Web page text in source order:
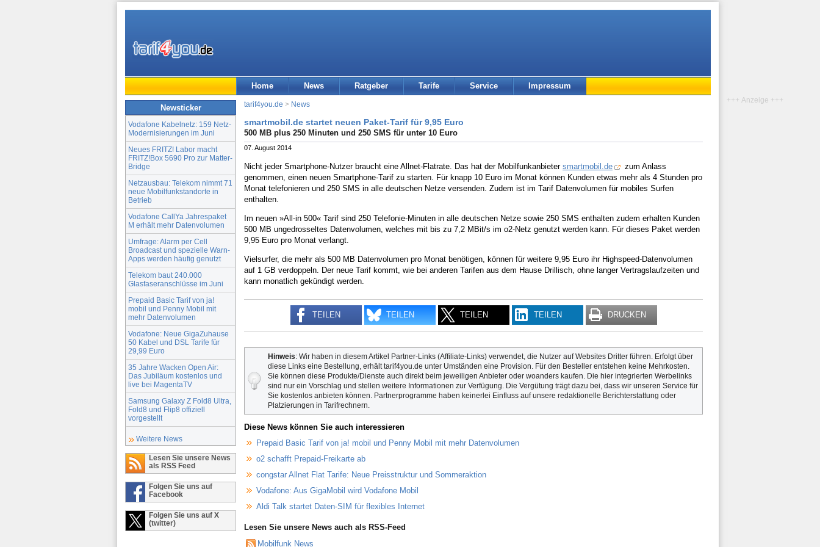
Home News Ratgeber Tarife Service Impressum
Newsticker
Vodafone Kabelnetz: 159 Netz-
Modernisierungen im Juni
Neues FRITZ! Labor macht
FRITZ!Box 5690 Pro zur Matter-
Bridge
Netzausbau: Telekom nimmt 71
neue Mobilfunkstandorte in
Betrieb
Vodafone CallYa Jahrespaket
M erhält mehr Datenvolumen
Umfrage: Alarm per Cell
Broadcast und spezielle Warn-
Apps werden häufig genutzt
Telekom baut 240.000
Glasfaseranschlüsse im Juni
Prepaid Basic Tarif von ja!
mobil und Penny Mobil mit
mehr Datenvolumen
Vodafone: Neue GigaZuhause
50 Kabel und DSL Tarife für
29,99 Euro
35 Jahre Wacken Open Air:
Das Jubiläum kostenlos und
live bei MagentaTV
Samsung Galaxy Z Fold8 Ultra,
Fold8 und Flip8 offiziell
vorgestellt
Weitere News
Lesen Sie unsere News
als RSS Feed
Folgen Sie uns auf
Facebook
Folgen Sie uns auf X
(twitter)
tarif4you.de > News
smartmobil.de startet neuen Paket-Tarif für 9,95 Euro
500 MB plus 250 Minuten und 250 SMS für unter 10 Euro
07. August 2014
Nicht jeder Smartphone-Nutzer braucht eine Allnet-Flatrate. Das hat der Mobilfunkanbieter smartmobil.de
zum Anlass
genommen, einen neuen Smartphone-Tarif zu starten. Für knapp 10 Euro im Monat können Kunden etwas mehr als 4 Stunden pro
Monat telefonieren und 250 SMS in alle deutschen Netze versenden. Zudem ist im Tarif Datenvolumen für mobiles Surfen
enthalten.
Im neuen »All-in 500« Tarif sind 250 Telefonie-Minuten in alle deutschen Netze sowie 250 SMS enthalten zudem erhalten Kunden
500 MB ungedrosseltes Datenvolumen, welches mit bis zu 7,2 MBit/s im o2-Netz genutzt werden kann. Für dieses Paket werden
9,95 Euro pro Monat verlangt.
Vielsurfer, die mehr als 500 MB Datenvolumen pro Monat benötigen, können für weitere 9,95 Euro ihr Highspeed-Datenvolumen
auf 1 GB verdoppeln. Der neue Tarif kommt, wie bei anderen Tarifen aus dem Hause Drillisch, ohne langer Vertragslaufzeiten und
kann monatlich gekündigt werden.
TEILEN TEILEN TEILEN TEILEN DRUCKEN
Hinweis: Wir haben in diesem Artikel Partner-Links (Affiliate-Links) verwendet, die Nutzer auf Websites Dritter führen. Erfolgt über
diese Links eine Bestellung, erhält tarif4you.de unter Umständen eine Provision. Für den Besteller entstehen keine Mehrkosten.
Sie können diese Produkte/Dienste auch direkt beim jeweiligen Anbieter oder woanders kaufen. Die hier integrierten Werbelinks
sind nur ein Vorschlag und stellen weitere Informationen zur Verfügung. Die Vergütung trägt dazu bei, dass wir unseren Service für
Sie kostenlos anbieten können. Partnerprogramme haben keinerlei Einfluss auf unsere redaktionelle Berichterstattung oder
Platzierungen in Tarifrechnern.
Diese News können Sie auch interessieren
Prepaid Basic Tarif von ja! mobil und Penny Mobil mit mehr Datenvolumen
o2 schafft Prepaid-Freikarte ab
congstar Allnet Flat Tarife: Neue Preisstruktur und Sommeraktion
Vodafone: Aus GigaMobil wird Vodafone Mobil
Aldi Talk startet Daten-SIM für flexibles Internet
Lesen Sie unsere News auch als RSS-Feed
Mobilfunk News
+++ Anzeige +++